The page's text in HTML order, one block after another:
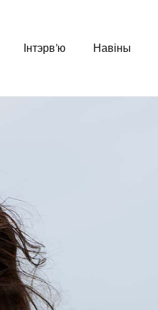
Інтэрв’ю Навіны